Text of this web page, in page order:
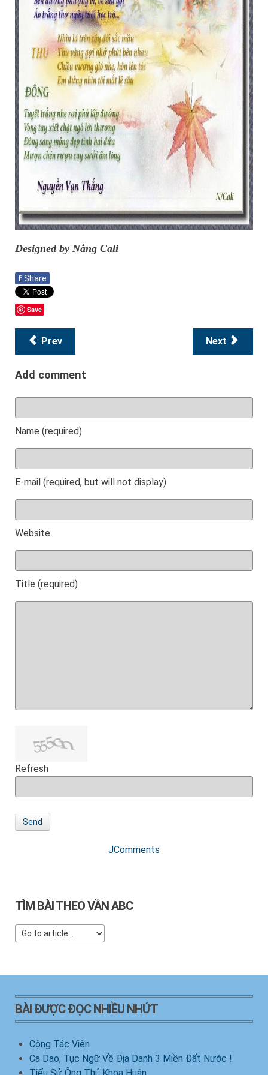
Designed by Nắng Cali
f Share
Save
Prev Next
Add comment
Name (required)
E-mail (required, but will not display)
Website
Title (required)
Refresh
Send
JComments
TÌM BÀI THEO VẦN ABC
BÀI ĐƯỢC ĐỌC NHIỀU NHỨT
Cộng Tác Viên
Ca Dao, Tục Ngữ Về Địa Danh 3 Miền Đất Nước !